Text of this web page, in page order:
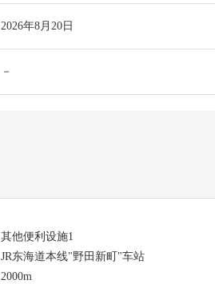
2026年8月20日
－
其他便利设施1
JR东海道本线"野田新町"车站
2000m